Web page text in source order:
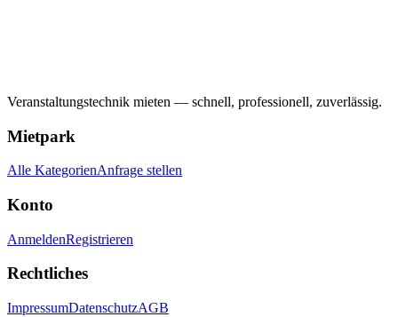
Veranstaltungstechnik mieten — schnell, professionell, zuverlässig.
Mietpark
Alle KategorienAnfrage stellen
Konto
AnmeldenRegistrieren
Rechtliches
ImpressumDatenschutzAGB